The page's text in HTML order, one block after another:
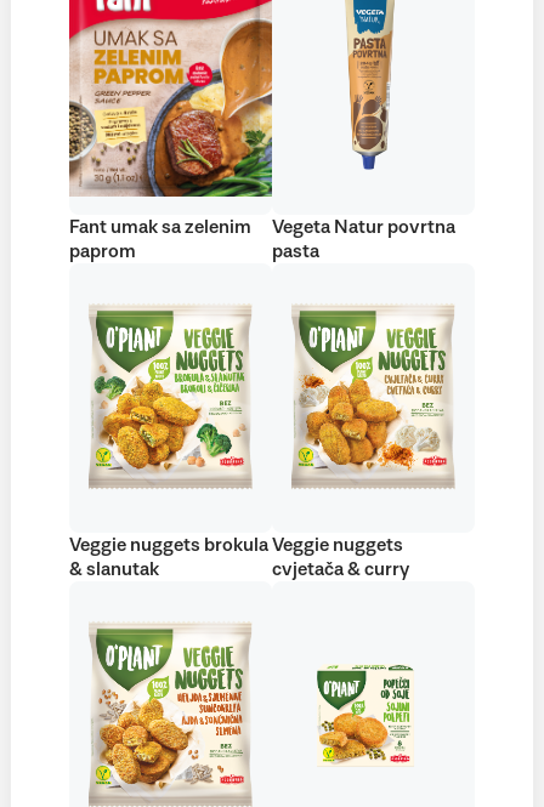
Fant umak sa zelenim
paprom
Vegeta Natur povrtna
pasta
Veggie nuggets brokula
& slanutak
Veggie nuggets
cvjetača & curry